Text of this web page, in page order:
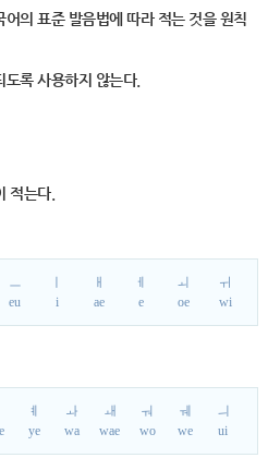
의 표준 발음법에 따라 적는 것을 원칙
록 사용하지 않는다.
적는다.
ㅡ
eu
i
ㅐ
ae
ㅔ
e
ㅚ
oe
ㅟ
wi
ㅖ
ye
ㅘ
wa
ㅙ
wae
ㅝ
wo
ㅞ
we
ㅢ
ui